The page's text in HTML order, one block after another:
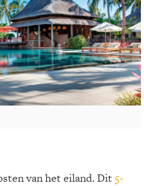
van het eiland. Dit 5-